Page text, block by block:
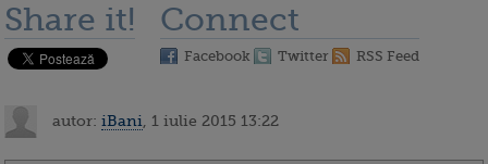
Share it! Connect
Facebook Twitter RSS Feed
autor: iBani , 1 iulie 2015 13:22